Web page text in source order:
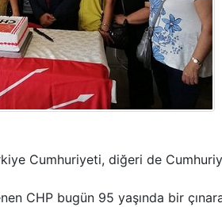
Cumhuriyeti, diğeri de
CHP bugün 95 yaşında bir